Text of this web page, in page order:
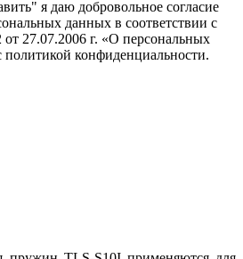
я даю добровольное согласие
данных в соответствии с
27.07.2006 г. «О персональных
конфиденциальности.